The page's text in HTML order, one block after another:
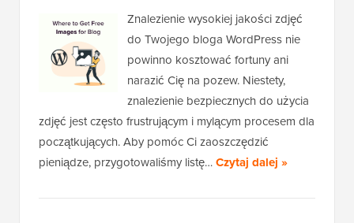
Znalezienie wysokiej jakości zdjęć
do Twojego bloga WordPress nie
powinno kosztować fortuny ani
narazić Cię na pozew. Niestety,
znalezienie bezpiecznych do użycia
zdjęć jest często frustrującym i mylącym procesem dla
początkujących. Aby pomóc Ci zaoszczędzić
pieniądze, przygotowaliśmy listę…Czytaj dalej »